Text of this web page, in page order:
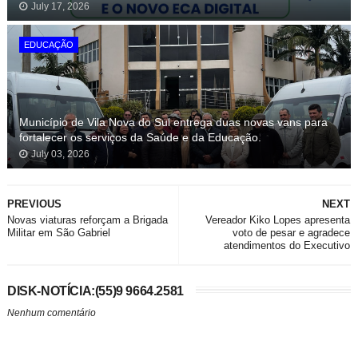
July 17, 2026
EDUCAÇÃO
Município de Vila Nova do Sul entrega duas novas vans para
fortalecer os serviços da Saúde e da Educação.
July 03, 2026
NEXT
Vereador Kiko Lopes apresenta
voto de pesar e agradece
atendimentos do Executivo
PREVIOUS
Novas viaturas reforçam a Brigada
Militar em São Gabriel
DISK-NOTÍCIA:(55)9 9664.2581
Nenhum comentário